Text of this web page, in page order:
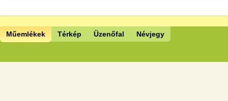
Műemlékek Térkép Üzenőfal Névjegy